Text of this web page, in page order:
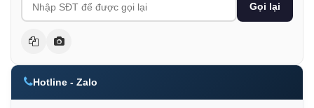
Gọi lại
Hotline - Zalo